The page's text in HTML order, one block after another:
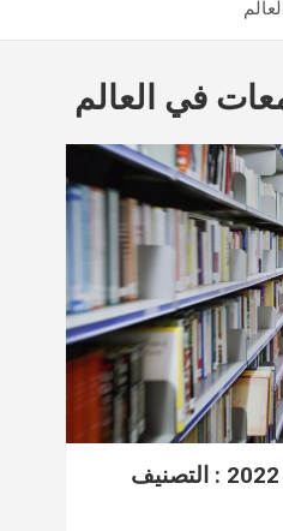
افضل 10 جامعات في العالم 2022 : التصنيف